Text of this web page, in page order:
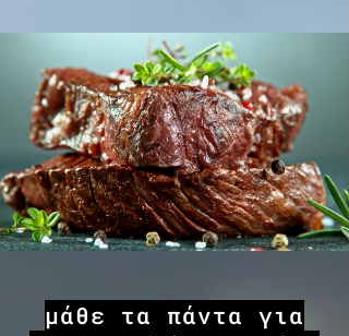
μάθε τα πάντα για